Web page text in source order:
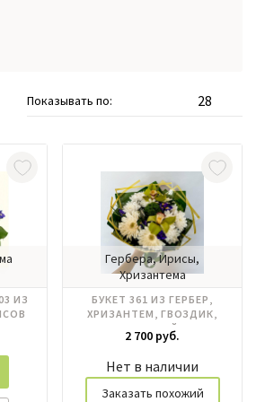
Показывать по:
ИЗ
Гербера, Ирисы,
Хризантема
БУКЕТ 361 ИЗ ГЕРБЕР,
ХРИЗАНТЕМ, ГВОЗДИК,
ОРХИДЕЙ
2 700 руб.
Нет в наличии
Заказать похожий